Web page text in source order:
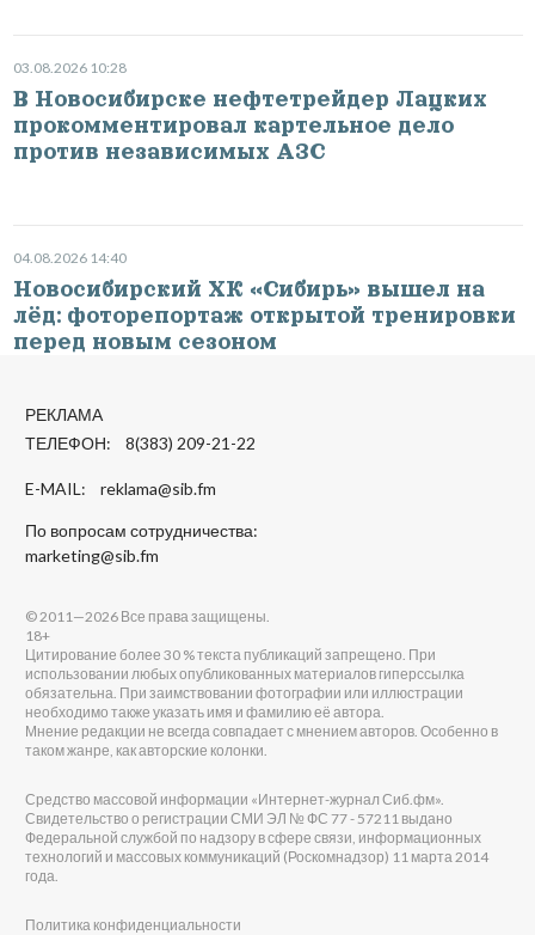
03.08.2026 10:28
В Новосибирске нефтетрейдер Лацких
прокомментировал картельное дело
против независимых АЗС
04.08.2026 14:40
Новосибирский ХК «Сибирь» вышел на
лёд: фоторепортаж открытой тренировки
перед новым сезоном
РЕКЛАМА
ТЕЛЕФОН: 8(383) 209-21-22
E-MAIL: reklama@sib.fm
По вопросам сотрудничества:
marketing@sib.fm
© 2011—2026 Все права защищены.
18+
Цитирование более 30 % текста публикаций запрещено. При
использовании любых опубликованных материалов гиперссылка
обязательна. При заимствовании фотографии или иллюстрации
необходимо также указать имя и фамилию её автора.
Мнение редакции не всегда совпадает с мнением авторов. Особенно в
таком жанре, как авторские колонки.
Средство массовой информации «Интернет-журнал Сиб.фм».
Свидетельство о регистрации СМИ ЭЛ № ФС 77 - 57211 выдано
Федеральной службой по надзору в сфере связи, информационных
технологий и массовых коммуникаций (Роскомнадзор) 11 марта 2014
года.
Политика конфиденциальности